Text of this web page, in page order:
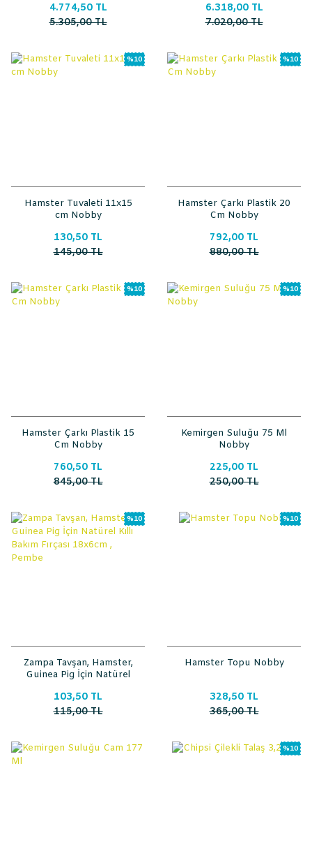
4.774,50 TL
5.305,00 TL
6.318,00 TL
7.020,00 TL
%10
Hamster Tuvaleti 11x15
cm Nobby
130,50 TL
145,00 TL
%10
Hamster Çarkı Plastik 20
Cm Nobby
792,00 TL
880,00 TL
%10
Hamster Çarkı Plastik 15
Cm Nobby
760,50 TL
845,00 TL
%10
Kemirgen Suluğu 75 Ml
Nobby
225,00 TL
250,00 TL
%10
Zampa Tavşan, Hamster,
Guinea Pig İçin Natürel
18x6cm , Pembe
103,50 TL
115,00 TL
%10
Hamster Topu Nobby
328,50 TL
365,00 TL
%10